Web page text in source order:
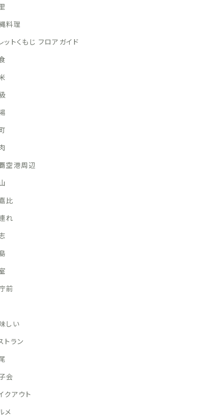
料理
ットくもじ フロアガイド
空港周辺
比
れ
前
しい
トラン
会
クアウト
メ